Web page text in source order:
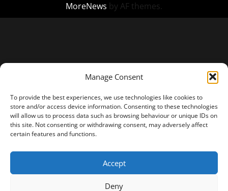
Manage Consent
To provide the best experiences, we use technologies like cookies to
store and/or access device information. Consenting to these technologies
will allow us to process data such as browsing behaviour or unique IDs on
this site. Not consenting or withdrawing consent, may adversely affect
certain features and functions.
Accept
Deny
MoreNews by AF themes.